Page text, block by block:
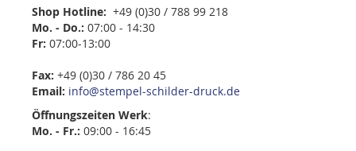
Shop Hotline: +49 (0)30 / 788 99 218
Mo. - Do.: 07:00 - 14:30
Fr: 07:00-13:00
Fax: +49 (0)30 / 786 20 45
Email: info@stempel-schilder-druck.de
Öffnungszeiten Werk:
Mo. - Fr.: 09:00 - 16:45